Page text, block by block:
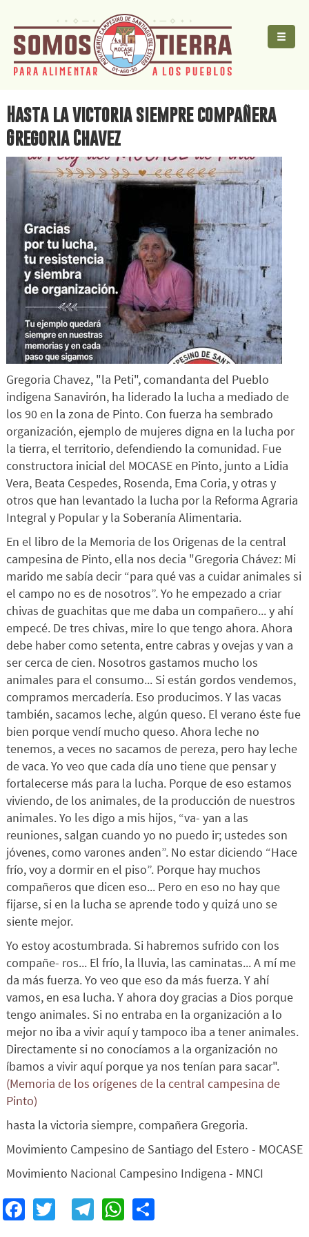
contenido
principal
main
content
Hasta la victoria siempre compañera
Gregoria Chavez
Gregoria Chavez, "la Peti", comandanta del Pueblo
indigena Sanavirón, ha liderado la lucha a mediado de
los 90 en la zona de Pinto. Con fuerza ha sembrado
organización, ejemplo de mujeres digna en la lucha por
la tierra, el territorio, defendiendo la comunidad. Fue
constructora inicial del MOCASE en Pinto, junto a Lidia
Vera, Beata Cespedes, Rosenda, Ema Coria, y otras y
otros que han levantado la lucha por la Reforma Agraria
Integral y Popular y la Soberanía Alimentaria.
En el libro de la Memoria de los Origenas de la central
campesina de Pinto, ella nos decia "Gregoria Chávez: Mi
marido me sabía decir “para qué vas a cuidar animales si
el campo no es de nosotros”. Yo he empezado a criar
chivas de guachitas que me daba un compañero... y ahí
empecé. De tres chivas, mire lo que tengo ahora. Ahora
debe haber como setenta, entre cabras y ovejas y van a
ser cerca de cien. Nosotros gastamos mucho los
animales para el consumo... Si están gordos vendemos,
compramos mercadería. Eso producimos. Y las vacas
también, sacamos leche, algún queso. El verano éste fue
bien porque vendí mucho queso. Ahora leche no
tenemos, a veces no sacamos de pereza, pero hay leche
de vaca. Yo veo que cada día uno tiene que pensar y
fortalecerse más para la lucha. Porque de eso estamos
viviendo, de los animales, de la producción de nuestros
animales. Yo les digo a mis hijos, “va- yan a las
reuniones, salgan cuando yo no puedo ir; ustedes son
jóvenes, como varones anden”. No estar diciendo “Hace
frío, voy a dormir en el piso”. Porque hay muchos
compañeros que dicen eso... Pero en eso no hay que
ﬁjarse, si en la lucha se aprende todo y quizá uno se
siente mejor.
Yo estoy acostumbrada. Si habremos sufrido con los
compañe- ros... El frío, la lluvia, las caminatas... A mí me
da más fuerza. Yo veo que eso da más fuerza. Y ahí
vamos, en esa lucha. Y ahora doy gracias a Dios porque
tengo animales. Si no entraba en la organización a lo
mejor no iba a vivir aquí y tampoco iba a tener animales.
Directamente si no conocíamos a la organización no
íbamos a vivir aquí porque ya nos tenían para sacar".
(Memoria de los orígenes de la central campesina de
Pinto)
hasta la victoria siempre, compañera Gregoria.
Movimiento Campesino de Santiago del Estero - MOCASE
Movimiento Nacional Campesino Indigena - MNCI
Facebook
TwitterTelegram
WhatsApp